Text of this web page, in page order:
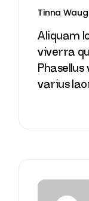
Tinna
Aliquam
viverra
varius